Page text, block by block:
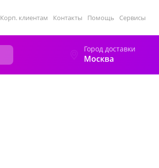
Корп. клиентам Контакты Помощь Сервисы
Город доставки
Москва